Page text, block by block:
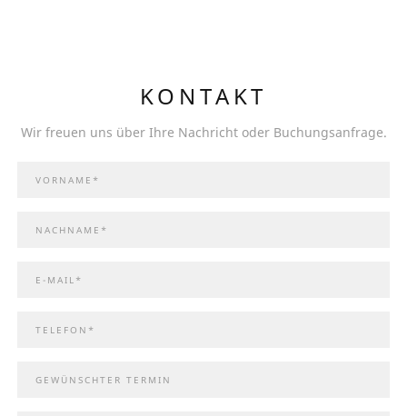
KONTAKT
Wir freuen uns über Ihre Nachricht oder Buchungsanfrage.